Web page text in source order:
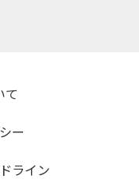
て
ー
ライン